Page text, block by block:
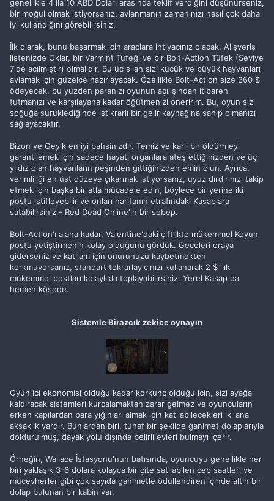
genellikle 4 ila 10 ABD Doları arasında teklif verdiğini düşünürseniz,
bir moğul olmak istiyorsanız, avlanmanın zamanınızı nasıl çok daha
iyi kullandığını görebilirsiniz.
İlk olarak, bunu başarmak için araçlara ihtiyacınız olacak. Alışveriş
listenizde Oklar, bir Varmint Tüfeği ve bir Bolt-Action Tüfek (Seviye
7'de açılmıştır) olmalıdır. Bu üç silah sizi küçük ve büyük hayvanları
avlamak için güzelce hazırlayacak. Özellikle Bolt-Action size 360 $
ödeyecek, bu yüzden paranızı oyunun açılışından itibaren
tutmanızı ve karşılayana kadar öğütmenizi öneririm. Bu, oyun sizi
soğuğa sürüklediğinde istikrarlı bir gelir kaynağına sahip olmanızı
sağlayacaktır.
Bizon ve Geyik en iyi bahsinizdir. Temiz ve karlı bir öldürmeyi
garantilemek için sadece hayati organlara ateş ettiğinizden ve üç
yıldız olan hayvanların peşinden gittiğinizden emin olun. Ayrıca,
verimliliği en üst düzeye çıkarmak istiyorsanız, uyuz dırdırınızı takip
etmek için başka bir atla mücadele edin, böylece bir yerine iki
postu istifleyebilir ve onları haritanın etrafındaki Kasaplara
satabilirsiniz - Red Dead Online'ın bir sebep.
Bolt-Action'ı alana kadar, Valentine'daki çiftlikte mükemmel Koyun
postu yetiştirmenin kolay olduğunu gördük. Geceleri oraya
giderseniz ve katliam için onurunuzu kaybetmekten
korkmuyorsanız, standart tekrarlayıcınızı kullanarak 2 $ 'lık
mükemmel postları kolaylıkla toplayabilirsiniz. Yerel Kasap da
hemen köşede.
Sistemle Birazcık zekice oynayın
Oyun içi ekonomisi olduğu kadar korkunç olduğu için, sizi ayağa
kaldıracak sistemleri kurcalamaktan zarar gelmez ve oyuncuların
erken kapılardan para yığınları almak için katılabilecekleri iki ana
aksaklık vardır. Bunlardan biri, tuhaf bir şekilde ganimet dolaplarıyla
doldurulmuş, dayak yolu dışında belirli evleri bulmayı içerir.
Örneğin, Wallace İstasyonu'nun batısında, oyuncuyu genellikle her
biri yaklaşık 3-6 dolara kolayca bir çite satılabilen cep saatleri ve
mücevherler gibi çok sayıda ganimetle ödüllendiren içinde altın bir
dolap bulunan bir kabin var.